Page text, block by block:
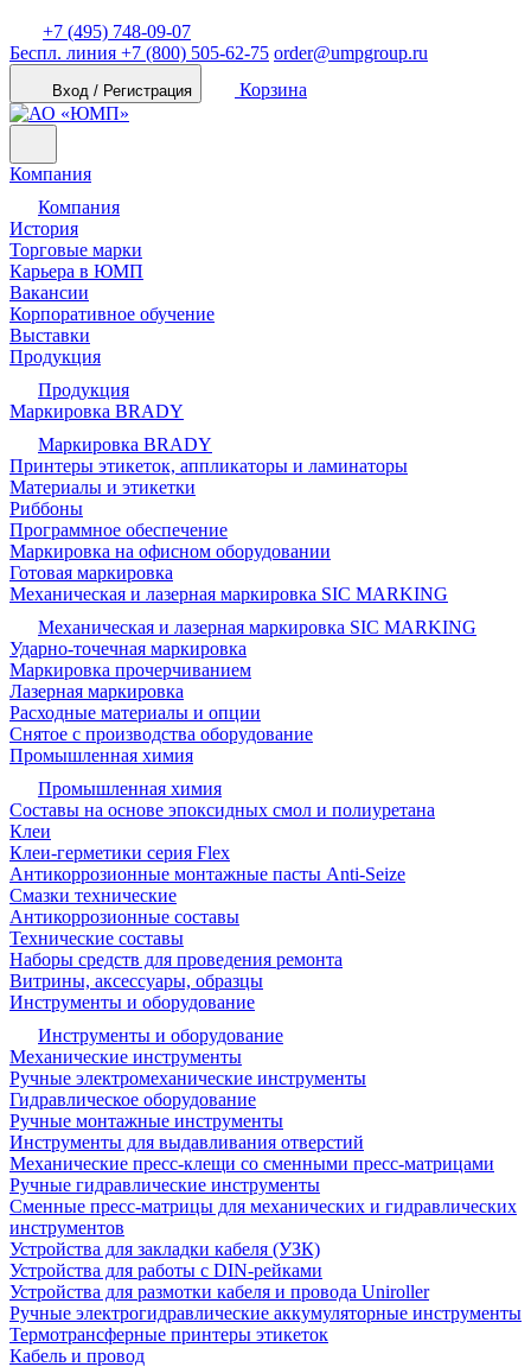
+7 (495) 748-09-07
Беспл. линия +7 (800) 505-62-75 order@umpgroup.ru
Вход / Регистрация Корзина
Компания
Компания
История
Торговые марки
Карьера в ЮМП
Вакансии
Корпоративное обучение
Выставки
Продукция
Продукция
Маркировка BRADY
Маркировка BRADY
Принтеры этикеток, аппликаторы и ламинаторы
Материалы и этикетки
Риббоны
Программное обеспечение
Маркировка на офисном оборудовании
Готовая маркировка
Механическая и лазерная маркировка SIC MARKING
Механическая и лазерная маркировка SIC MARKING
Ударно-точечная маркировка
Маркировка прочерчиванием
Лазерная маркировка
Расходные материалы и опции
Снятое с производства оборудование
Промышленная химия
Промышленная химия
Составы на основе эпоксидных смол и полиуретана
Клеи
Клеи-герметики серия Flex
Антикоррозионные монтажные пасты Anti-Seize
Смазки технические
Антикоррозионные составы
Технические составы
Наборы средств для проведения ремонта
Витрины, аксессуары, образцы
Инструменты и оборудование
Инструменты и оборудование
Механические инструменты
Ручные электромеханические инструменты
Гидравлическое оборудование
Ручные монтажные инструменты
Инструменты для выдавливания отверстий
Механические пресс-клещи со сменными пресс-матрицами
Ручные гидравлические инструменты
Сменные пресс-матрицы для механических и гидравлических
инструментов
Устройства для закладки кабеля (УЗК)
Устройства для работы с DIN-рейками
Устройства для размотки кабеля и провода Uniroller
Ручные электрогидравлические аккумуляторные инструменты
Термотрансферные принтеры этикеток
Кабель и провод